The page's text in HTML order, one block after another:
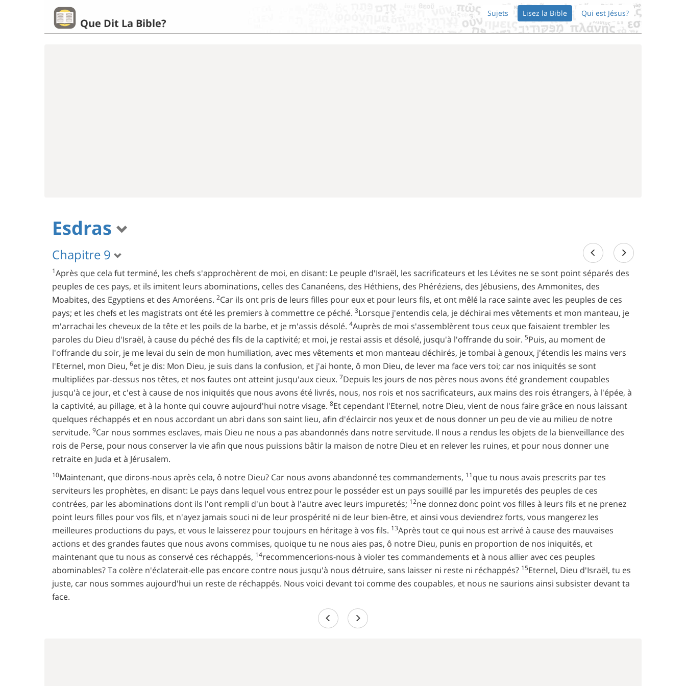
Que Dit La Bible?
Sujets Lisez la Bible Qui est Jésus?
Esdras
Chapitre 9
1Après que cela fut terminé, les chefs s'approchèrent de moi, en disant: Le peuple d'Israël, les sacrificateurs et les Lévites ne se sont point séparés des
peuples de ces pays, et ils imitent leurs abominations, celles des Cananéens, des Héthiens, des Phéréziens, des Jébusiens, des Ammonites, des
Moabites, des Egyptiens et des Amoréens. 2Car ils ont pris de leurs filles pour eux et pour leurs fils, et ont mêlé la race sainte avec les peuples de ces
pays; et les chefs et les magistrats ont été les premiers à commettre ce péché. 3Lorsque j'entendis cela, je déchirai mes vêtements et mon manteau, je
m'arrachai les cheveux de la tête et les poils de la barbe, et je m'assis désolé. 4Auprès de moi s'assemblèrent tous ceux que faisaient trembler les
paroles du Dieu d'Israël, à cause du péché des fils de la captivité; et moi, je restai assis et désolé, jusqu'à l'offrande du soir. 5Puis, au moment de
l'offrande du soir, je me levai du sein de mon humiliation, avec mes vêtements et mon manteau déchirés, je tombai à genoux, j'étendis les mains vers
l'Eternel, mon Dieu, 6et je dis: Mon Dieu, je suis dans la confusion, et j'ai honte, ô mon Dieu, de lever ma face vers toi; car nos iniquités se sont
multipliées par-dessus nos têtes, et nos fautes ont atteint jusqu'aux cieux. 7Depuis les jours de nos pères nous avons été grandement coupables
jusqu'à ce jour, et c'est à cause de nos iniquités que nous avons été livrés, nous, nos rois et nos sacrificateurs, aux mains des rois étrangers, à l'épée, à
la captivité, au pillage, et à la honte qui couvre aujourd'hui notre visage. 8Et cependant l'Eternel, notre Dieu, vient de nous faire grâce en nous laissant
quelques réchappés et en nous accordant un abri dans son saint lieu, afin d'éclaircir nos yeux et de nous donner un peu de vie au milieu de notre
servitude. 9Car nous sommes esclaves, mais Dieu ne nous a pas abandonnés dans notre servitude. Il nous a rendus les objets de la bienveillance des
rois de Perse, pour nous conserver la vie afin que nous puissions bâtir la maison de notre Dieu et en relever les ruines, et pour nous donner une
retraite en Juda et à Jérusalem.
10Maintenant, que dirons-nous après cela, ô notre Dieu? Car nous avons abandonné tes commandements, 11que tu nous avais prescrits par tes
serviteurs les prophètes, en disant: Le pays dans lequel vous entrez pour le posséder est un pays souillé par les impuretés des peuples de ces
contrées, par les abominations dont ils l'ont rempli d'un bout à l'autre avec leurs impuretés; 12ne donnez donc point vos filles à leurs fils et ne prenez
point leurs filles pour vos fils, et n'ayez jamais souci ni de leur prospérité ni de leur bien-être, et ainsi vous deviendrez forts, vous mangerez les
meilleures productions du pays, et vous le laisserez pour toujours en héritage à vos fils. 13Après tout ce qui nous est arrivé à cause des mauvaises
actions et des grandes fautes que nous avons commises, quoique tu ne nous aies pas, ô notre Dieu, punis en proportion de nos iniquités, et
maintenant que tu nous as conservé ces réchappés, 14recommencerions-nous à violer tes commandements et à nous allier avec ces peuples
abominables? Ta colère n'éclaterait-elle pas encore contre nous jusqu'à nous détruire, sans laisser ni reste ni réchappés? 15Eternel, Dieu d'Israël, tu es
juste, car nous sommes aujourd'hui un reste de réchappés. Nous voici devant toi comme des coupables, et nous ne saurions ainsi subsister devant ta
face.